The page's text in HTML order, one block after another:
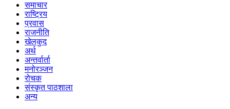
समाचार
राष्ट्रिय
प्रवास
राजनीति
खेलकुद
अर्थ
अन्तर्वार्ता
मनोरञ्जन
रोचक
संस्कृत पाठशाला
अन्य